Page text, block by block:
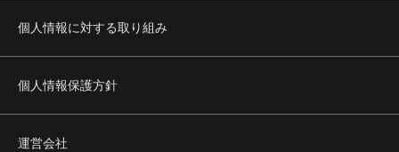
個人情報に対する取り組み
個人情報保護方針
運営会社